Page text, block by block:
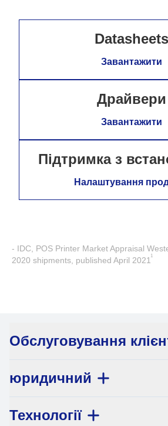
Datasheets
Завантажити
Драйвери
Завантажити
Підтримка з
Налаштування
- IDC, POS Printer Market Appraisal
2020 shipments, published April 2021 1
Обслуговування
юридичний
Технології